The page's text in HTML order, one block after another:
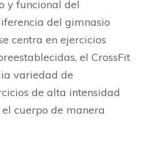
y funcional del
del gimnasio
centra en ejercicios
el CrossFit
variedad de
de alta intensidad
cuerpo de manera